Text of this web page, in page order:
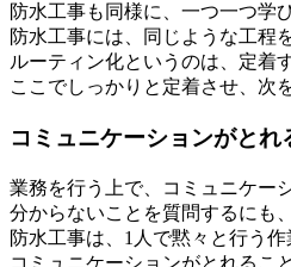
防水工事も同様に、一つ一つ学
防水工事には、同じような工程
ルーティン化というのは、定着
ここでしっかりと定着させ、次
コミュニケーションがとれ
業務を行う上で、コミュニケー
分からないことを質問するにも
防水工事は、1人で黙々と行う作
コミュニケーションがとれるこ